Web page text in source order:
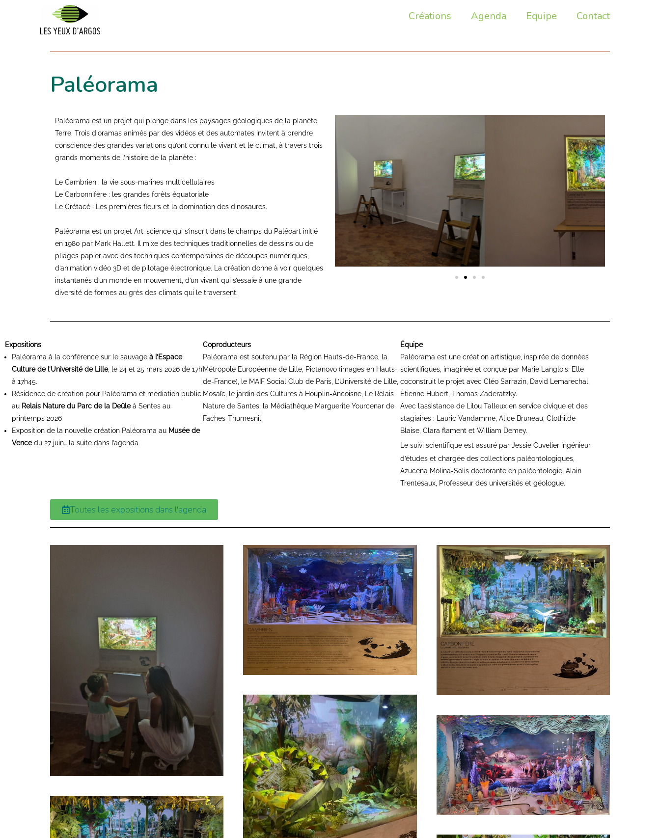
Créations Agenda Equipe Contact
Paléorama
Paléorama est un projet qui plonge dans les paysages géologiques de la planète
Terre. Trois dioramas animés par des vidéos et des automates invitent à prendre
conscience des grandes variations qu’ont connu le vivant et le climat, à travers trois
grands moments de l’histoire de la planète :
Le Cambrien : la vie sous-marines multicellulaires
Le Carbonnifère : les grandes forêts équatoriale
Le Crétacé : Les premières fleurs et la domination des dinosaures.
Paléorama est un projet Art-science qui s’inscrit dans le champs du Paléoart initié
en 1980 par Mark Hallett. Il mixe des techniques traditionnelles de dessins ou de
pliages papier avec des techniques contemporaines de découpes numériques,
d’animation vidéo 3D et de pilotage électronique. La création donne à voir quelques
instantanés d’un monde en mouvement, d’un vivant qui s’essaie à une grande
diversité de formes au grès des climats qui le traversent.
Expositions
Paléorama à la conférence sur le sauvage à l’Espace
Culture de l’Université de Lille, le 24 et 25 mars 2026 de 17h
à 17h45.
Résidence de création pour Paléorama et médiation public
au Relais Nature du Parc de la Deûleà Sentes au
printemps 2026
Exposition de la nouvelle création Paléorama au Musée de
Vencedu 27 juin… la suite dans l’agenda
Coproducteurs
Paléorama est soutenu par la Région Hauts-de-France, la
Métropole Européenne de Lille, Pictanovo (images en Hauts-
de-France), le MAIF Social Club de Paris, L’Université de Lille,
Mosaïc, le jardin des Cultures à Houplin-Ancoisne, Le Relais
Nature de Santes, la Médiathèque Marguerite Yourcenar de
Faches-Thumesnil.
Équipe
Paléorama est une création artistique, inspirée de données
scientifiques, imaginée et conçue par Marie Langlois. Elle
coconstruit le projet avec Cléo Sarrazin, David Lemarechal,
Étienne Hubert, Thomas Zaderatzky.
Avec l’assistance de Lilou Talleux en service civique et des
stagiaires : Lauric Vandamme, Alice Bruneau, Clothilde
Blaise, Clara flament et William Demey.
Le suivi scientifique est assuré par Jessie Cuvelier ingénieur
d’études et chargée des collections paléontologiques,
Azucena Molina-Solis doctorante en paléontologie, Alain
Trentesaux, Professeur des universités et géologue.
Toutes les expositions dans l'agenda